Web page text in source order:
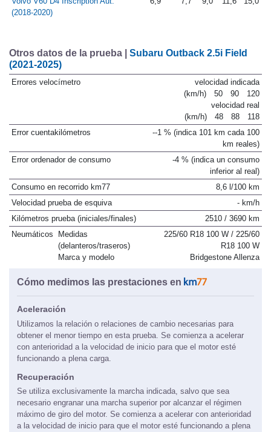
(2018-2020)
Otros datos de la prueba | Subaru Outback 2.5i Field
(2021-2025)
Errores velocímetro
velocidad indicada
(km/h)
50 90
120
velocidad real
(km/h)
48 88
118
Error cuentakilómetros
--1 % (indica 101 km cada 100
km reales)
Error ordenador de consumo
-4 % (indica un consumo
inferior al real)
Consumo en recorrido km77
8,6 l/100 km
Velocidad prueba de esquiva
- km/h
Kilómetros prueba (iniciales/finales)
2510 / 3690 km
Neumáticos
Medidas
(delanteros/traseros)
Marca y modelo
225/60 R18 100 W / 225/60
R18 100 W
Bridgestone Allenza
Cómo medimos las prestaciones en
Aceleración
Utilizamos la relación o relaciones de cambio necesarias para
obtener el menor tiempo en esta prueba. Se comienza a acelerar
con anterioridad a la velocidad de inicio para que el motor esté
funcionando a plena carga.
Recuperación
Se utiliza exclusivamente la marcha indicada, salvo que sea
necesario engranar una marcha superior por alcanzar el régimen
máximo de giro del motor. Se comienza a acelerar con anterioridad
a la velocidad de inicio para que el motor esté funcionando a plena